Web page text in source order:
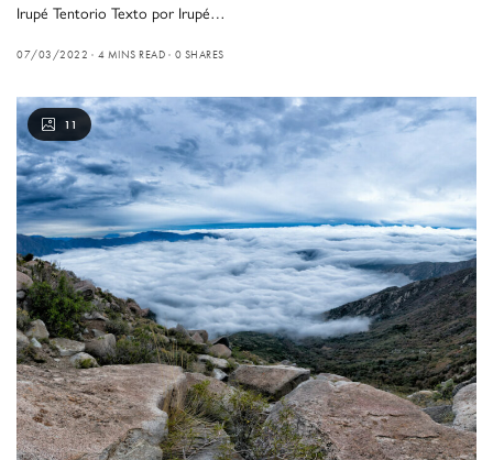
Irupé Tentorio Texto por Irupé…
07/03/2022 4 MINS READ 0 SHARES
11